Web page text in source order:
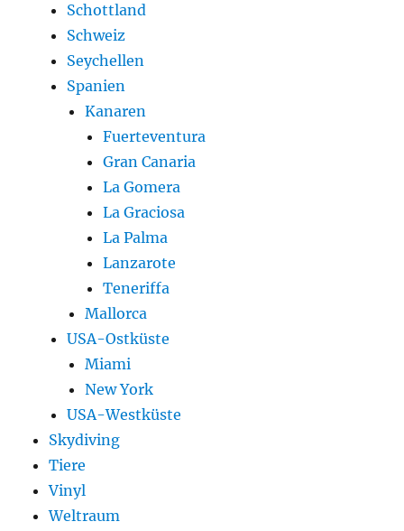
Schottland
Schweiz
Seychellen
Spanien
Kanaren
Fuerteventura
Gran Canaria
La Gomera
La Graciosa
La Palma
Lanzarote
Teneriffa
Mallorca
USA-Ostküste
Miami
New York
USA-Westküste
Skydiving
Tiere
Vinyl
Weltraum